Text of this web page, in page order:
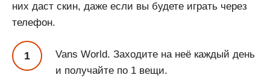
них даст скин, даже если вы будете играть через
телефон.
Vans World. Заходите на неё каждый день
и получайте по 1 вещи.